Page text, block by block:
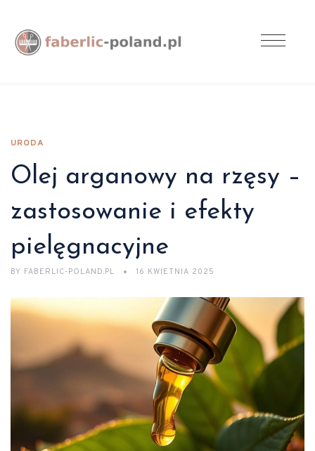
URODA
Olej arganowy na rzęsy –
zastosowanie i efekty
pielęgnacyjne
BY FABERLIC-POLAND.PL 16 KWIETNIA 2025